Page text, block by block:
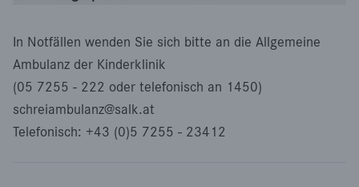
In Notfällen wenden Sie sich bitte an die Allgemeine
Ambulanz der Kinderklinik
(05 7255 - 222 oder telefonisch an 1450)
schreiambulanz@salk.at
Telefonisch: +43 (0)5 7255 - 23412